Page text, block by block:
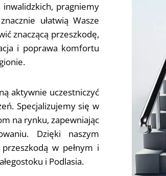
inwalidzkich, pragniemy
ułatwią Wasze
znaczącą przeszkodę,
i poprawa komfortu
aktywnie uczestniczyć
Specjalizujemy się w
na rynku, zapewniając
Dzięki naszym
w pełnym i
i Podlasia.